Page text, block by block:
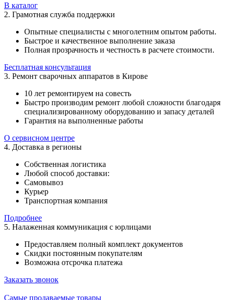
В каталог
2. Грамотная служба поддержки
Опытные специалисты с многолетним опытом работы.
Быстрое и качественное выполнение заказа
Полная прозрачность и честность в расчете стоимости.
Бесплатная консультация
3. Ремонт сварочных аппаратов в Кирове
10 лет ремонтируем на совесть
Быстро производим ремонт любой сложности благодаря
специализированному оборудованию и запасу деталей
Гарантия на выполненные работы
О сервисном центре
4. Доставка в регионы
Собственная логистика
Любой способ доставки:
Самовывоз
Курьер
Транспортная компания
Подробнее
5. Налаженная коммуникация с юрлицами
Предоставляем полный комплект документов
Скидки постоянным покупателям
Возможна отсрочка платежа
Заказать звонок
Самые продаваемые товары